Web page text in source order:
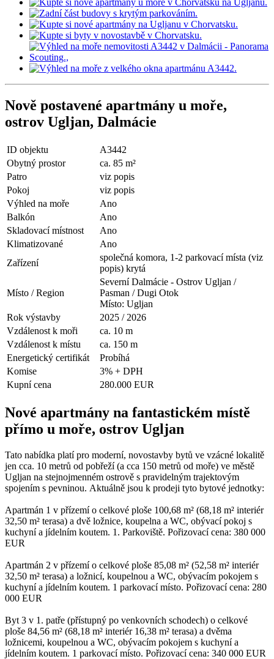
Nově postavené apartmány u moře,
ostrov Ugljan, Dalmácie
ID objektu
A3442
Obytný prostor
ca. 85 m²
Patro
viz popis
Pokoj
viz popis
Výhled na moře
Ano
Balkón
Ano
Skladovací místnost
Ano
Klimatizované
Ano
Zařízení
společná komora, 1-2 parkovací místa (viz
popis) krytá
Místo / Region
Severní Dalmácie - Ostrov Ugljan /
Pasman / Dugi Otok
Místo: Ugljan
Rok výstavby
2025 / 2026
Vzdálenost k moři
ca. 10 m
Vzdálenost k místu
ca. 150 m
Energetický certifikát
Probíhá
Komise
3% + DPH
Kupní cena
280.000 EUR
Nové apartmány na fantastickém místě
přímo u moře, ostrov Ugljan
Tato nabídka platí pro moderní, novostavby bytů ve vzácné lokalitě
jen cca. 10 metrů od pobřeží (a cca 150 metrů od moře) ve městě
Ugljan na stejnojmenném ostrově s pravidelným trajektovým
spojením s pevninou. Aktuálně jsou k prodeji tyto bytové jednotky:
Apartmán 1 v přízemí o celkové ploše 100,68 m² (68,18 m² interiér
32,50 m² terasa) a dvě ložnice, koupelna a WC, obývací pokoj s
kuchyní a jídelním koutem. 1. Parkoviště. Pořizovací cena: 380 000
EUR
Apartmán 2 v přízemí o celkové ploše 85,08 m² (52,58 m² interiér
32,50 m² terasa) a ložnicí, koupelnou a WC, obývacím pokojem s
kuchyní a jídelním koutem. 1 parkovací místo. Pořizovací cena: 280
000 EUR
Byt 3 v 1. patře (přístupný po venkovních schodech) o celkové
ploše 84,56 m² (68,18 m² interiér 16,38 m² terasa) a dvěma
ložnicemi, koupelnou a WC, obývacím pokojem s kuchyní a
jídelním koutem. 1 parkovací místo. Pořizovací cena: 340 000 EUR